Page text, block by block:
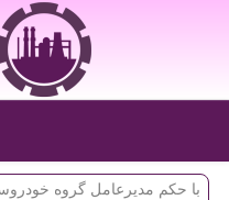
با حكم مدیرعامل گروه